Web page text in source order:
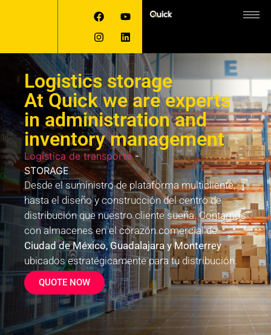
Logistics storage
At Quick we are experts
in administration and
inventory management
Logística de transporte-
STORAGE
Desde el suministro de plataforma multicliente,
hasta el diseño y construcción del centro de
distribución que nuestro cliente sueña. Contamos
con almacenes en el corazón comercial de
Ciudad de México, Guadalajara y Monterrey
ubicados estratégicamente para tu distribución.
QUOTE NOW